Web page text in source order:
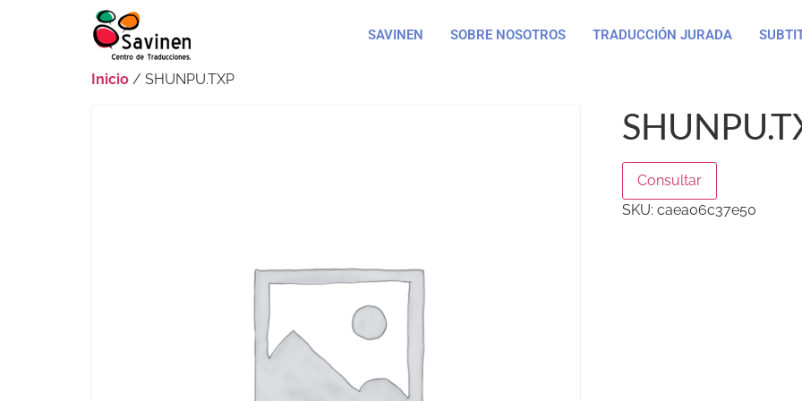
SAVINEN SOBRE NOSOTROS TRADUCCIÓN JURADA
Inicio / SHUNPU.TXP
Consultar
SKU: caea06c37e50